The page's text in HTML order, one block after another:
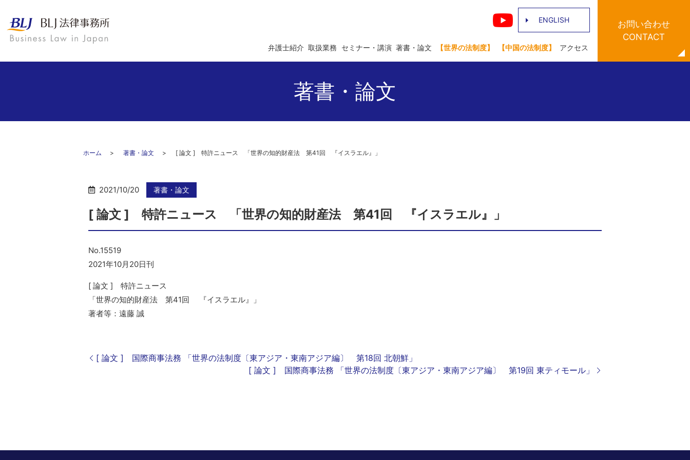
弁護士紹介 取扱業務 セミナー・講演 著書・論文 【世界の法制度】 【中国の法制度】 アクセス
ENGLISH
お問い合わせ
CONTACT
著書・論文
ホーム 著書・論文 [ 論文 ] 特許ニュース 「世界の知的財産法 第41回 『イスラエル』」
2021/10/20 著書・論文
[ 論文 ] 特許ニュース 「世界の知的財産法 第41回 『イスラエル』」
No.15519
2021年10月20日刊
[ 論文 ] 特許ニュース
「世界の知的財産法 第41回 『イスラエル』」
著者等：遠藤 誠
[ 論文 ] 国際商事法務 「世界の法制度〔東アジア・東南アジア編〕 第18回 北朝鮮」
[ 論文 ] 国際商事法務 「世界の法制度〔東アジア・東南アジア編〕 第19回 東ティモール」